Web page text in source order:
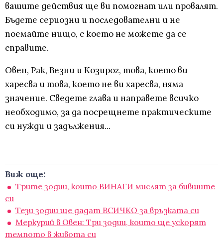
вашите действия ще ви помогнат или провалят.
Бъдете сериозни и последователни и не
поемайте нищо, с което не можете да се
справите.
Овен, Рак, Везни и Козирог, това, което ви
харесва и това, което не ви харесва, няма
значение. Сведете глава и направете всичко
необходимо, за да посрещнете практическите
си нужди и задължения...
Виж още:
Трите зодии, които ВИНАГИ мислят за бившите
си
Тези зодии ще дадат ВСИЧКО за връзката си
Меркурий в Овен: Три зодии, които ще ускорят
темпотo в живота си